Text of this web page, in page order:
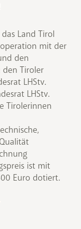
Land Tirol
mit der
den
den Tiroler
LHStv.
LHStv.
Tirolerinnen
ist mit
Euro dotiert.